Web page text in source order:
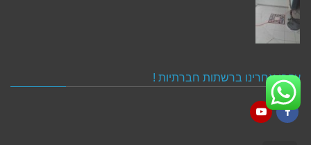
עקבו אחרינו ברשתות חברתיות !